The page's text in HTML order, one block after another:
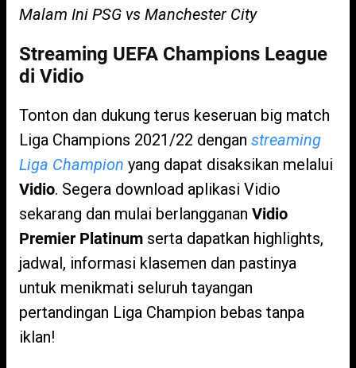
Malam Ini PSG vs Manchester City
Streaming UEFA Champions League
di Vidio
Tonton dan dukung terus keseruan big match
Liga Champions 2021/22 dengan streaming
Liga Champion yang dapat disaksikan melalui
Vidio. Segera download aplikasi Vidio
sekarang dan mulai berlangganan Vidio
Premier Platinum serta dapatkan highlights,
jadwal, informasi klasemen dan pastinya
untuk menikmati seluruh tayangan
pertandingan Liga Champion bebas tanpa
iklan!